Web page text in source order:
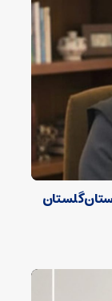
گلستان